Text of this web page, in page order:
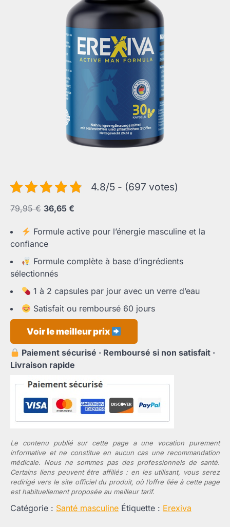
4.8/5 - (697 votes)
79,95€ Le
initial
était :
79,95 €.
36,65 €
actuel
36,65 €.
Formule active pour l’énergie masculine et la
confiance
Formule complète à base d’ingrédients
sélectionnés
1 à 2 capsules par jour avec un verre d’eau
Satisfait ou remboursé 60 jours
Voir le meilleur prix
Paiement sécurisé · Remboursé si non satisfait ·
Livraison rapide
Le contenu publié sur cette page a une vocation purement
informative et ne constitue en aucun cas une recommandation
médicale. Nous ne sommes pas des professionnels de santé.
Certains liens peuvent être affiliés : en les utilisant, vous serez
redirigé vers le site officiel du produit, où l’offre liée à cette page
est habituellement proposée au meilleur tarif.
Catégorie : Santé masculine Étiquette : Erexiva